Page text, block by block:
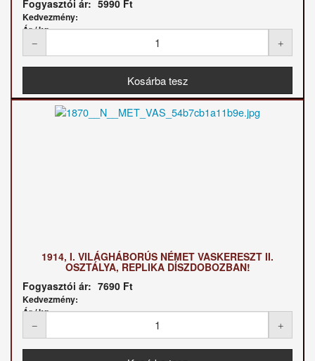
Fogyasztói ár: 5990 Ft
Kedvezmény:
Ár / kg:
1914, I. VILÁGHÁBORÚS NÉMET VASKERESZT II.
OSZTÁLYA, REPLIKA DÍSZDOBOZBAN!
Fogyasztói ár: 7690 Ft
Kedvezmény:
Ár / kg: